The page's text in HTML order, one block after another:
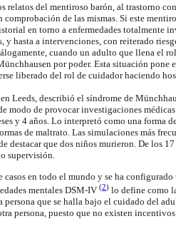
del mentiroso barón, al trastorno
de las mismas. Si este
en torno a enfermedades totalmente
hasta a intervenciones, con reiterado
cuando un adulto que llena el
por poder. Esta situación pone
liberado del rol de cuidador haciendo
Leeds, describió el síndrome de
modo de provocar investigaciones
y 4 años. Lo interpretó como una forma
de maltrato. Las simulaciones más
destacar que dos niños murieron. De los
supervisión.
en todo el mundo y se ha configurado
mentales DSM-IV (2) lo define como
que se halla bajo el cuidado del
persona, puesto que no existen